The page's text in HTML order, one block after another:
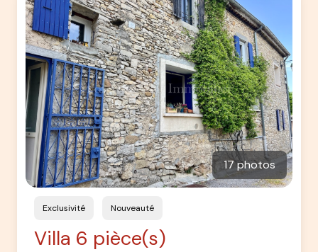
17 photos
Exclusivité Nouveauté
Villa 6 pièce(s)